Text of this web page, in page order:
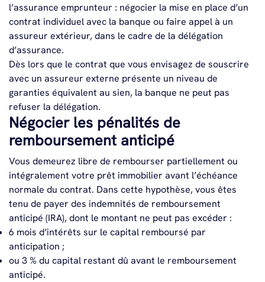
l’assurance emprunteur : négocier la mise en place d’un
contrat individuel avec la banque ou faire appel à un
assureur extérieur, dans le cadre de la délégation
d’assurance.
Dès lors que le contrat que vous envisagez de souscrire
avec un assureur externe présente un niveau de
garanties équivalent au sien, la banque ne peut pas
refuser la délégation.
Négocier les pénalités de
remboursement anticipé
Vous demeurez libre de rembourser partiellement ou
intégralement votre prêt immobilier avant l’échéance
normale du contrat. Dans cette hypothèse, vous êtes
tenu de payer des indemnités de remboursement
anticipé (IRA), dont le montant ne peut pas excéder :
6 mois d’intérêts sur le capital remboursé par
anticipation ;
ou 3 % du capital restant dû avant le remboursement
anticipé.